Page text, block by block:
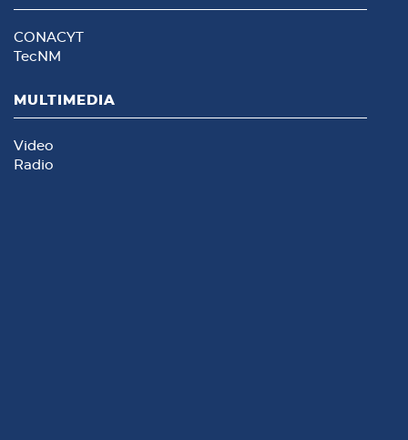
CONACYT
TecNM
MULTIMEDIA
Video
Radio